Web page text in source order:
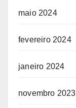
maio 2024
fevereiro 2024
janeiro 2024
novembro 2023